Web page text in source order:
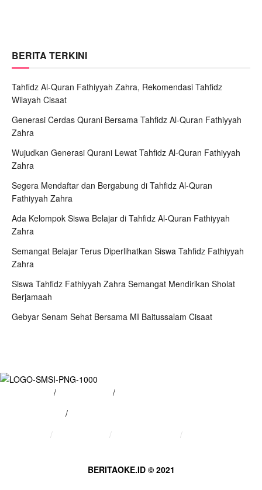
BERITA TERKINI
Tahfidz Al-Quran Fathiyyah Zahra, Rekomendasi Tahfidz
Wilayah Cisaat
Generasi Cerdas Qurani Bersama Tahfidz Al-Quran Fathiyyah
Zahra
Wujudkan Generasi Qurani Lewat Tahfidz Al-Quran Fathiyyah
Zahra
Segera Mendaftar dan Bergabung di Tahfidz Al-Quran
Fathiyyah Zahra
Ada Kelompok Siswa Belajar di Tahfidz Al-Quran Fathiyyah
Zahra
Semangat Belajar Terus Diperlihatkan Siswa Tahfidz Fathiyyah
Zahra
Siswa Tahfidz Fathiyyah Zahra Semangat Mendirikan Sholat
Berjamaah
Gebyar Senam Sehat Bersama MI Baitussalam Cisaat
/
/
/
BERITAOKE.ID © 2021